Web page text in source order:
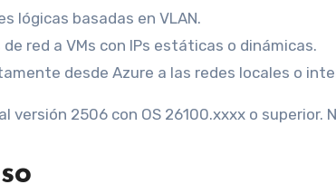
lógicas basadas en VLAN.
red a VMs con IPs estáticas o dinámicas.
desde Azure a las redes locales o
versión 2506 con OS 26100.xxxx o superior.